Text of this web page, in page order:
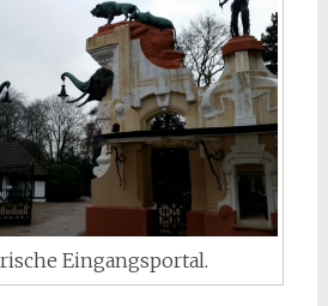
Eingangsportal.